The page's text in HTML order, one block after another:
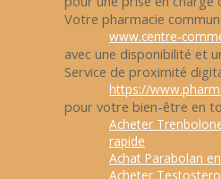
Votre pharmacie
www.centre-
avec une disponibilité et
Service de proximité
https://
pour votre bien-être en
Acheter
rapide
Achat Parabolan
Acheter